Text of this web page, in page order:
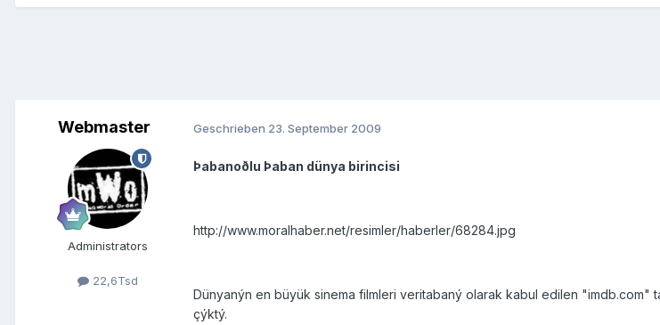
Webmaster
Administrators
22,6Tsd
Geschrieben 23. September 2009
Þabanoðlu Þaban dünya birincisi
http://www.moralhaber.net/resimler/haberler/68284.jpg
Dünyanýn en büyük sinema filmleri veritabaný olarak kabul edilen
çýktý.